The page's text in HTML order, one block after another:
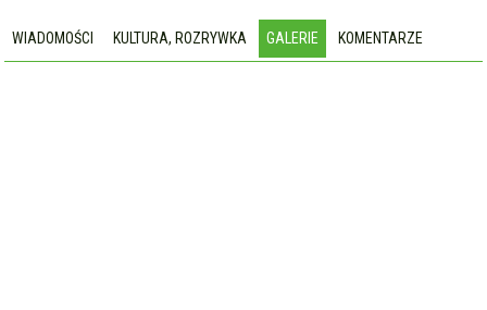
WIADOMOŚCI KULTURA, ROZRYWKA GALERIE KOMENTARZE